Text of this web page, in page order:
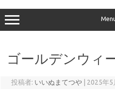
ゴールデンウィ
投稿者: いいぬまてつや 2025年5